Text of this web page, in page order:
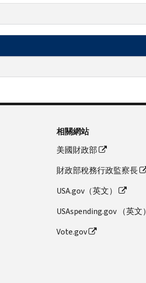
相關網站
美國財政部
財政部稅務行政監察長
USA.gov（英文）
USAspending.gov （英文）
Vote.gov